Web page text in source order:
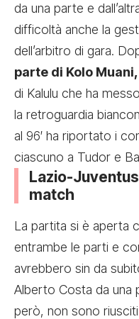
da una parte e
difficoltà anche la
dell’arbitro di gara.
parte di Kolo Muani,
di Kalulu che ha
la retroguardia
al 96′ ha riportato i
ciascuno a Tudor e
Lazio-
match
La partita si è aperta
entrambe le parti e
avrebbero sin da
Alberto Costa da una
però, non sono